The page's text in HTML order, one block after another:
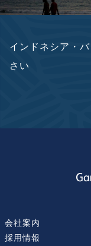
インドネシア・
さい
会社案内
採用情報